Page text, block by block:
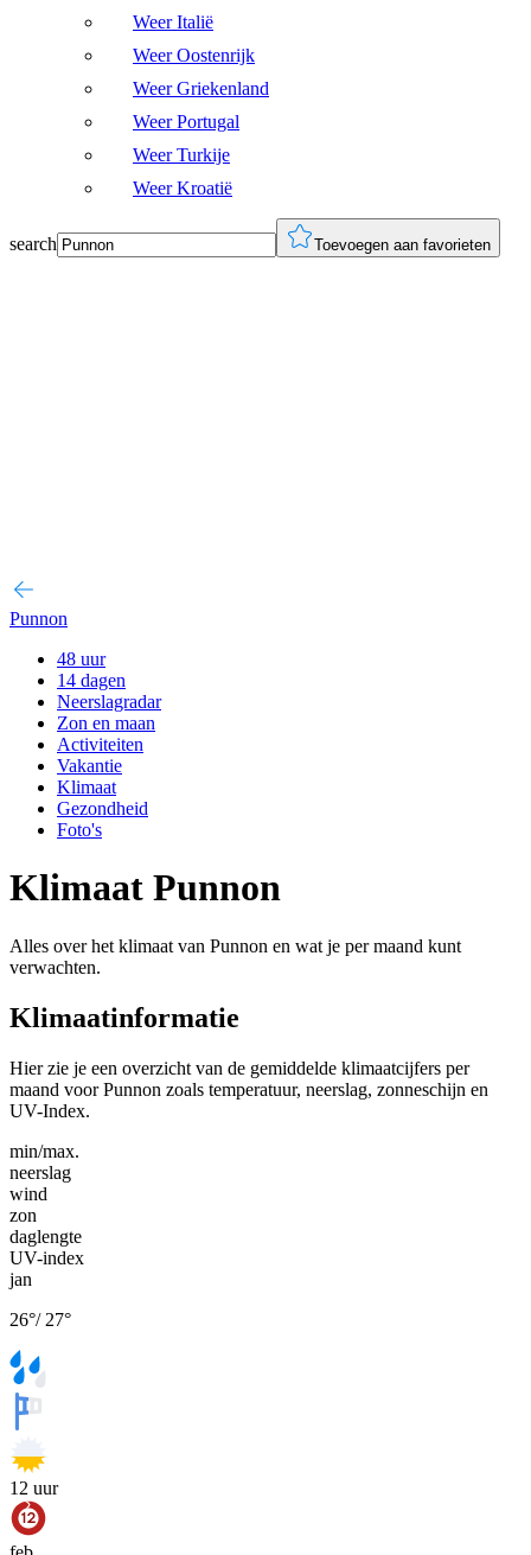
Weer Italië
Weer Oostenrijk
Weer Griekenland
Weer Portugal
Weer Turkije
Weer Kroatië
search Toevoegen aan favorieten
Punnon
48 uur
14 dagen
Neerslagradar
Zon en maan
Activiteiten
Vakantie
Klimaat
Gezondheid
Foto's
Klimaat Punnon
Alles over het klimaat van Punnon en wat je per maand kunt
verwachten.
Klimaatinformatie
Hier zie je een overzicht van de gemiddelde klimaatcijfers per
maand voor Punnon zoals temperatuur, neerslag, zonneschijn en
UV-Index.
min/max.
neerslag
wind
zon
daglengte
UV-index
jan
26°/ 27°
12 uur